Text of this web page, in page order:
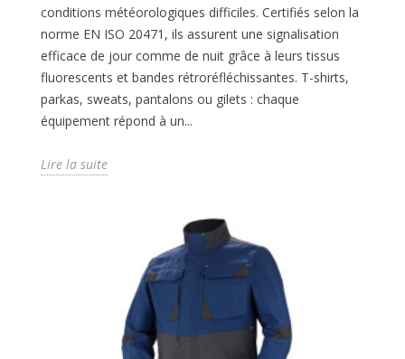
conditions météorologiques difficiles. Certifiés selon la
norme EN ISO 20471, ils assurent une signalisation
efficace de jour comme de nuit grâce à leurs tissus
fluorescents et bandes rétroréfléchissantes. T-shirts,
parkas, sweats, pantalons ou gilets : chaque
équipement répond à un...
Lire la suite